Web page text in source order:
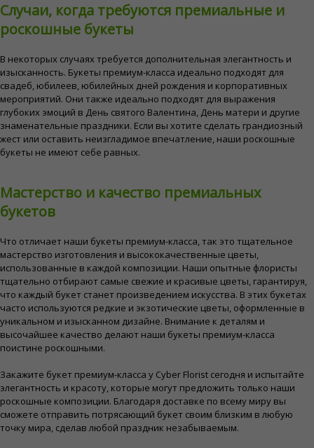
Случаи, когда требуются премиальные и
роскошные букеты
В некоторых случаях требуется дополнительная элегантность и
изысканность. Букеты премиум-класса идеально подходят для
свадеб, юбилеев, юбилейных дней рождения и корпоративных
мероприятий. Они также идеально подходят для выражения
глубоких эмоций в День святого Валентина, День матери и другие
знаменательные праздники. Если вы хотите сделать грандиозный
жест или оставить неизгладимое впечатление, наши роскошные
букеты не имеют себе равных.
Мастерство и качество премиальных
букетов
Что отличает наши букеты премиум-класса, так это тщательное
мастерство изготовления и высококачественные цветы,
использованные в каждой композиции. Наши опытные флористы
тщательно отбирают самые свежие и красивые цветы, гарантируя,
что каждый букет станет произведением искусства. В этих букетах
часто используются редкие и экзотические цветы, оформленные в
уникальном и изысканном дизайне. Внимание к деталям и
высочайшее качество делают наши букеты премиум-класса
поистине роскошными.
Закажите букет премиум-класса у Cyber ​​Florist сегодня и испытайте
элегантность и красоту, которые могут предложить только наши
роскошные композиции. Благодаря доставке по всему миру вы
сможете отправить потрясающий букет своим близким в любую
точку мира, сделав любой праздник незабываемым.